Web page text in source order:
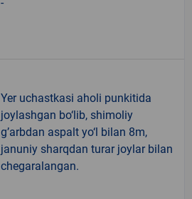
Yer uchastkasi aholi punkitida
joylashgan bo‘lib, shimoliy
g’arbdan aspalt yo‘l bilan 8m,
januniy sharqdan turar joylar bilan
chegaralangan.